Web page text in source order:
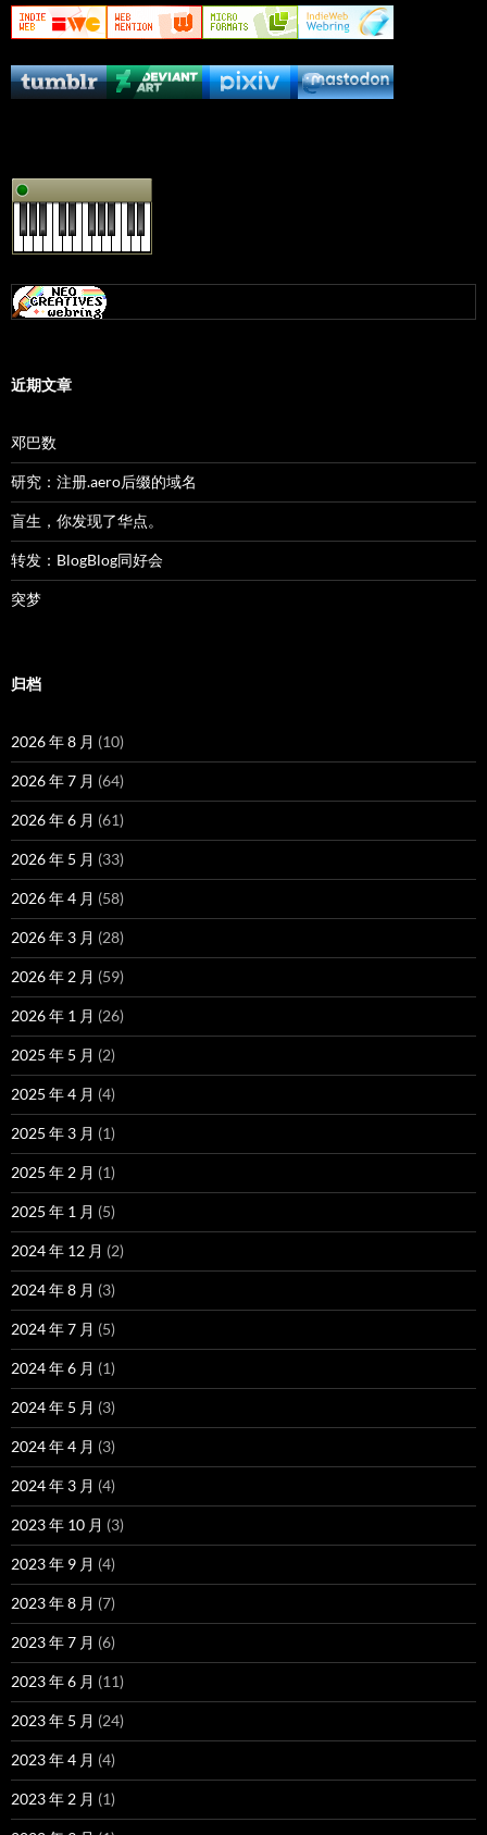
近期文章
邓巴数
研究：注册.aero后缀的域名
盲生，你发现了华点。
转发：BlogBlog同好会
突梦
归档
2026 年 8 月 (10)
2026 年 7 月 (64)
2026 年 6 月 (61)
2026 年 5 月 (33)
2026 年 4 月 (58)
2026 年 3 月 (28)
2026 年 2 月 (59)
2026 年 1 月 (26)
2025 年 5 月 (2)
2025 年 4 月 (4)
2025 年 3 月 (1)
2025 年 2 月 (1)
2025 年 1 月 (5)
2024 年 12 月 (2)
2024 年 8 月 (3)
2024 年 7 月 (5)
2024 年 6 月 (1)
2024 年 5 月 (3)
2024 年 4 月 (3)
2024 年 3 月 (4)
2023 年 10 月 (3)
2023 年 9 月 (4)
2023 年 8 月 (7)
2023 年 7 月 (6)
2023 年 6 月 (11)
2023 年 5 月 (24)
2023 年 4 月 (4)
2023 年 2 月 (1)